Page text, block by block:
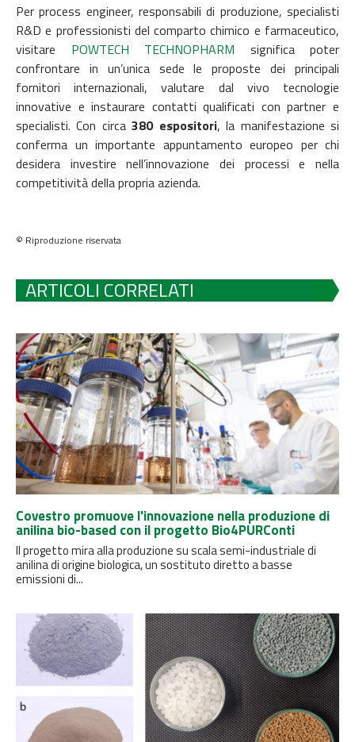
Per process engineer, responsabili di produzione, specialisti
R&D e professionisti del comparto chimico e farmaceutico,
visitare POWTECH TECHNOPHARM significa poter
confrontare in un’unica sede le proposte dei principali
fornitori internazionali, valutare dal vivo tecnologie
innovative e instaurare contatti qualificati con partner e
specialisti. Con circa380 espositori, la manifestazione si
conferma un importante appuntamento europeo per chi
desidera investire nell’innovazione dei processi e nella
competitività della propria azienda.
© Riproduzione riservata
ARTICOLI CORRELATI
Covestro promuove l'innovazione nella produzione di
anilina bio-based con il progetto Bio4PURConti
Il progetto mira alla produzione su scala semi-industriale di
anilina di origine biologica, un sostituto diretto a basse
emissioni di...